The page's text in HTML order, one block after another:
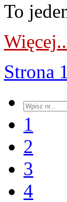
To
Strona
1
2
3
4